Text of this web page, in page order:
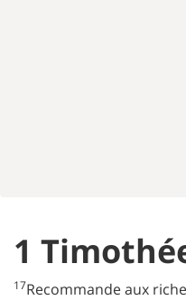
1
17Recommande aux